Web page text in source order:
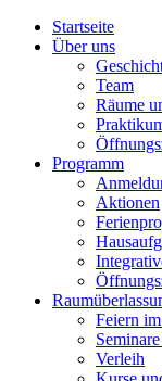
Startseite
Über uns
Team
Räume
Programm
Aktionen
Feiern
Verleih